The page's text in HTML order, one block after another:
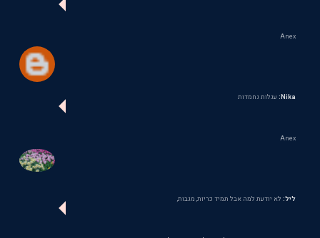
Anex
Nika: עגלות נחמדות
Anex
ליל: לא יודעת למה אבל תמיד כריות, מגבות,